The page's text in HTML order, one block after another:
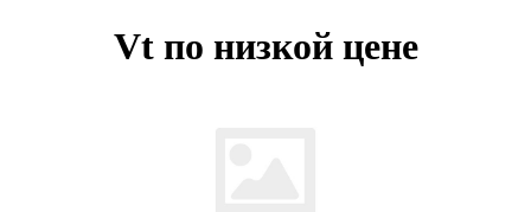
Vt по низкой цене